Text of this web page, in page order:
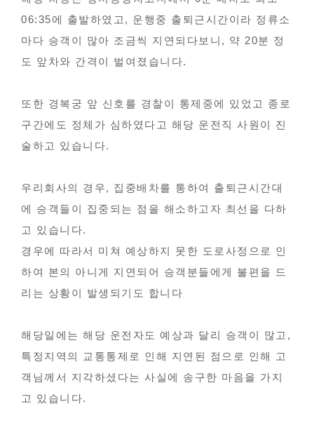
06:35에 출발하였고, 운행중 출퇴근시간이라 정류소
마다 승객이 많아 조금씩 지연되다보니, 약 20분 정
도 앞차와 간격이 벌여졌습니다.
또한 경복궁 앞 신호를 경찰이 통제중에 있었고 종로
구간에도 정체가 심하였다고 해당 운전직 사원이 진
술하고 있습니다.
우리회사의 경우, 집중배차를 통하여 출퇴근시간대
에 승객들이 집중되는 점을 해소하고자 최선을 다하
고 있습니다.
경우에 따라서 미쳐 예상하지 못한 도로사정으로 인
하여 본의 아니게 지연되어 승객분들에게 불편을 드
리는 상황이 발생되기도 합니다
해당일에는 해당 운전자도 예상과 달리 승객이 많고,
특정지역의 교통통제로 인해 지연된 점으로 인해 고
객님께서 지각하셨다는 사실에 송구한 마음을 가지
고 있습니다.